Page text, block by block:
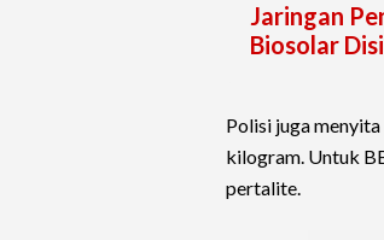
Jaringan
Biosolar
Polisi juga
kilogram. Untuk
pertalite.